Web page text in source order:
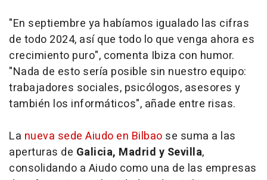
"En septiembre ya habíamos igualado las cifras
de todo 2024, así que todo lo que venga ahora es
crecimiento puro", comenta Ibiza con humor.
"Nada de esto sería posible sin nuestro equipo:
trabajadores sociales, psicólogos, asesores y
también los informáticos", añade entre risas.
La nueva sede Aiudo en Bilbao se suma a las
aperturas de Galicia, Madrid y Sevilla,
consolidando a Aiudo como una de las empresas